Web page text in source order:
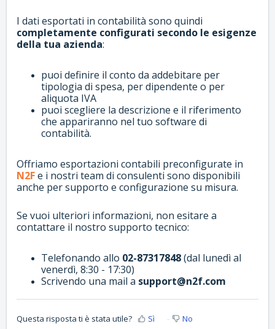
I dati esportati in contabilità sono quindi
completamente configurati secondo le esigenze
della tua azienda:
puoi definire il conto da addebitare per
tipologia di spesa, per dipendente o per
aliquota IVA
puoi scegliere la descrizione e il riferimento
che appariranno nel tuo software di
contabilità.
Offriamo esportazioni contabili preconfigurate in
N2Fe i nostri team di consulenti sono disponibili
anche per supporto e configurazione su misura.
Se vuoi ulteriori informazioni, non esitare a
contattare il nostro supporto tecnico:
Telefonando allo 02-87317848(dal lunedì al
venerdì, 8:30 - 17:30)
Scrivendo una mail a support@n2f.com
Questa risposta ti è stata utile? Sì No